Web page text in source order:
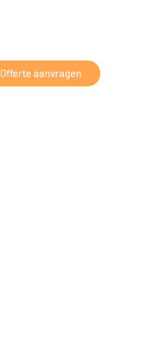
Offerte aanvragen